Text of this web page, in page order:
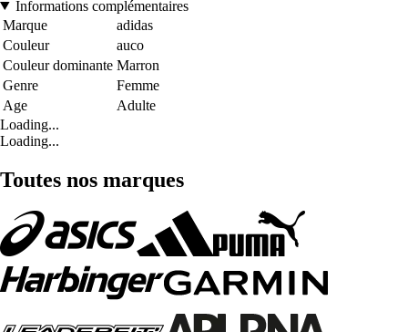
Informations complémentaires
Marque
adidas
Couleur
auco
Couleur dominante Marron
Genre
Femme
Age
Adulte
Loading...
Loading...
Toutes nos marques